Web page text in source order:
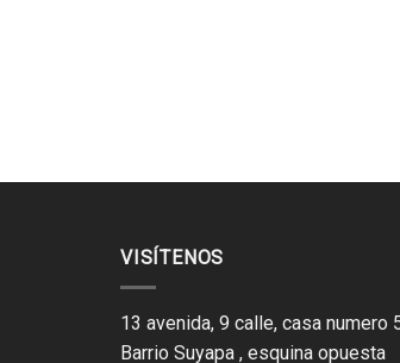
VISÍTENOS
13 avenida, 9 calle, casa numero
Barrio Suyapa , esquina opuesta